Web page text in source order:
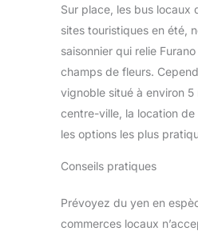
Sur place, les bus locaux
sites touristiques en été,
saisonnier qui relie
champs de fleurs.
vignoble situé à environ
centre-ville, la location
les options les plus
Conseils pratiques
Prévoyez du yen en
commerces locaux